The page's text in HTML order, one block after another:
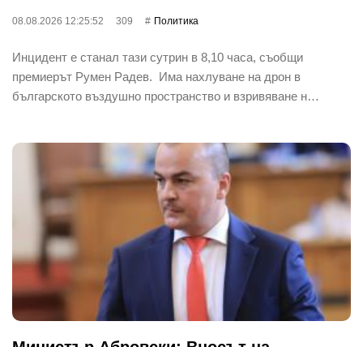
08.08.2026 12:25:52 309 Политика
Инцидент е станал тази сутрин в 8,10 часа, съобщи
премиерът Румен Радев. Има нахлуване на дрон в
българското въздушно пространство и взривяване н…